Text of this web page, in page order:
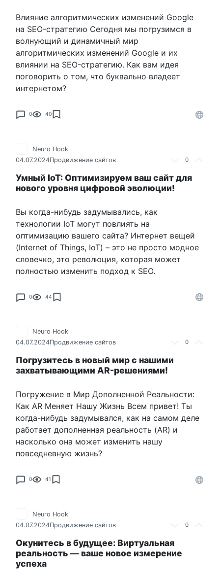
Влияние алгоритмических изменений Google
на SEO-стратегию Сегодня мы погрузимся в
волнующий и динамичный мир
алгоритмических изменений Google и их
влиянии на SEO-стратегию. Как вам идея
поговорить о том, что буквально владеет
интернетом?
0 40
0
Neuro Hook
04.07.2024Продвижение сайтов
Умный IoT: Оптимизируем ваш сайт для
нового уровня цифровой эволюции!
Вы когда-нибудь задумывались, как
технологии IoT могут повлиять на
оптимизацию вашего сайта? Интернет вещей
(Internet of Things, IoT) – это не просто модное
словечко, это революция, которая может
полностью изменить подход к SEO.
0 44
0
Neuro Hook
04.07.2024Продвижение сайтов
Погрузитесь в новый мир с нашими
захватывающими AR-решениями!
Погружение в Мир Дополненной Реальности:
Как AR Меняет Нашу Жизнь Всем привет! Ты
когда-нибудь задумывался, как на самом деле
работает дополненная реальность (AR) и
насколько она может изменить нашу
повседневную жизнь?
0 41
0
Neuro Hook
04.07.2024Продвижение сайтов
Окунитесь в будущее: Виртуальная
реальность — ваше новое измерение
успеха